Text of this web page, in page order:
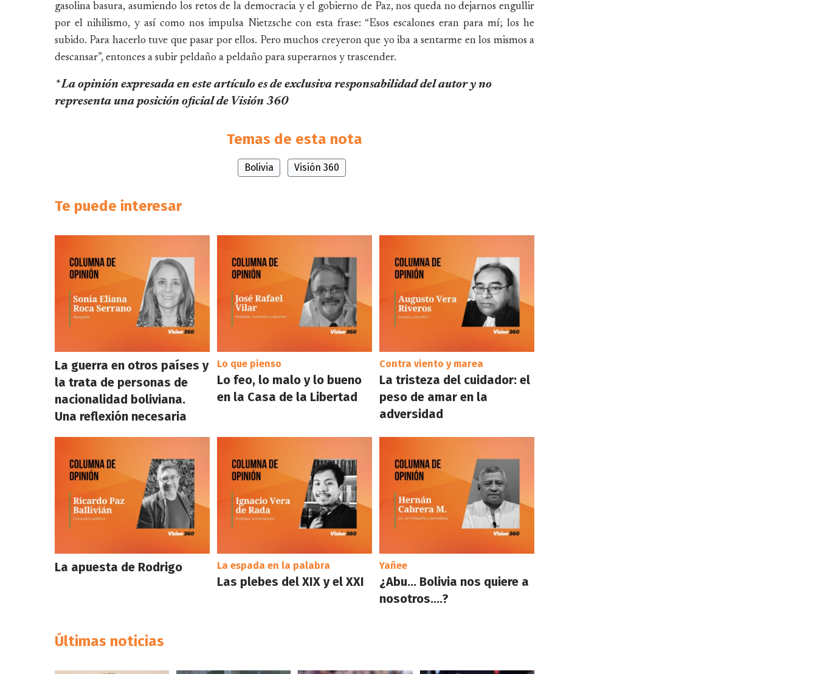
gasolina basura, asumiendo los retos de la democracia y el gobierno de Paz, nos queda no dejarnos engullir
por el nihilismo, y así como nos impulsa Nietzsche con esta frase: “Esos escalones eran para mí; los he
subido. Para hacerlo tuve que pasar por ellos. Pero muchos creyeron que yo iba a sentarme en los mismos a
descansar”, entonces a subir peldaño a peldaño para superarnos y trascender.
* La opinión expresada en este artículo es de exclusiva responsabilidad del autor y no
representa una posición oficial de Visión 360
Temas de esta nota
Bolivia Visión 360
Te puede interesar
La guerra en otros países y
la trata de personas de
nacionalidad boliviana.
Una reflexión necesaria
Lo que pienso
Lo feo, lo malo y lo bueno
en la Casa de la Libertad
Contra viento y marea
La tristeza del cuidador: el
peso de amar en la
adversidad
La apuesta de Rodrigo La espada en la palabra
Las plebes del XIX y el XXI
Yañee
¿Abu… Bolivia nos quiere a
nosotros….?
Últimas noticias